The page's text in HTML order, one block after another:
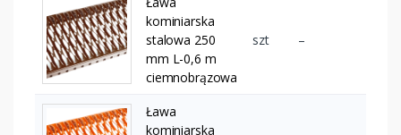
kominiarska
stalowa 250
mm L-0,6 m
ciemnobrązowa
szt –
Ława
kominiarska